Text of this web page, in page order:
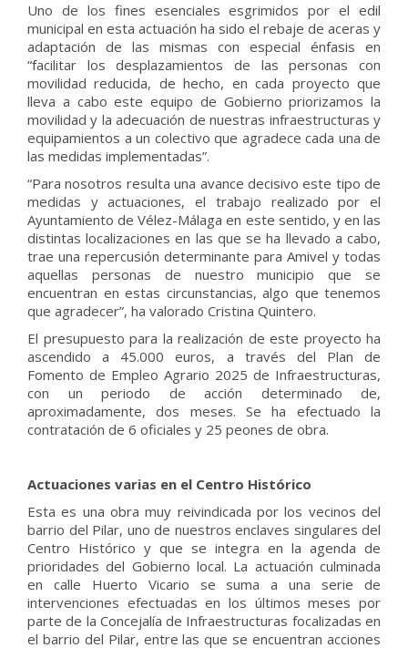
Uno de los fines esenciales esgrimidos por el edil
municipal en esta actuación ha sido el rebaje de aceras y
adaptación de las mismas con especial énfasis en
“facilitar los desplazamientos de las personas con
movilidad reducida, de hecho, en cada proyecto que
lleva a cabo este equipo de Gobierno priorizamos la
movilidad y la adecuación de nuestras infraestructuras y
equipamientos a un colectivo que agradece cada una de
las medidas implementadas”.
“Para nosotros resulta una avance decisivo este tipo de
medidas y actuaciones, el trabajo realizado por el
Ayuntamiento de Vélez-Málaga en este sentido, y en las
distintas localizaciones en las que se ha llevado a cabo,
trae una repercusión determinante para Amivel y todas
aquellas personas de nuestro municipio que se
encuentran en estas circunstancias, algo que tenemos
que agradecer”, ha valorado Cristina Quintero.
El presupuesto para la realización de este proyecto ha
ascendido a 45.000 euros, a través del Plan de
Fomento de Empleo Agrario 2025 de Infraestructuras,
con un periodo de acción determinado de,
aproximadamente, dos meses. Se ha efectuado la
contratación de 6 oficiales y 25 peones de obra.
Actuaciones varias en el Centro Histórico
Esta es una obra muy reivindicada por los vecinos del
barrio del Pilar, uno de nuestros enclaves singulares del
Centro Histórico y que se integra en la agenda de
prioridades del Gobierno local. La actuación culminada
en calle Huerto Vicario se suma a una serie de
intervenciones efectuadas en los últimos meses por
parte de la Concejalía de Infraestructuras focalizadas en
el barrio del Pilar, entre las que se encuentran acciones